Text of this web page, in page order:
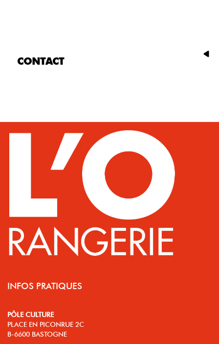
CONTACT
INFOS PRATIQUES
PÔLE CULTURE
PLACE EN PICONRUE 2C
B-6600 BASTOGNE